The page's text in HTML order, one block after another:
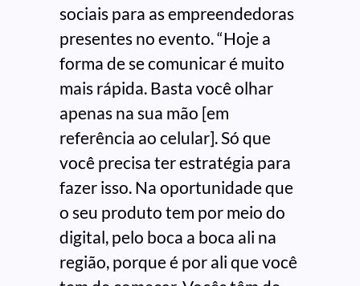
sociais para as empreendedoras
presentes no evento. “Hoje a
forma de se comunicar é muito
mais rápida. Basta você olhar
apenas na sua mão [em
referência ao celular]. Só que
você precisa ter estratégia para
fazer isso. Na oportunidade que
o seu produto tem por meio do
digital, pelo boca a boca ali na
região, porque é por ali que você